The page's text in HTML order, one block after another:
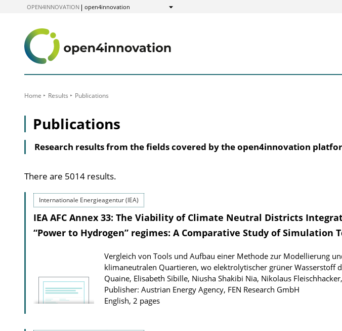
OPEN4INNOVATION open4innovation
Show
Home Results Publications
Publications
Research results from the fields covered by the open4innovation
There are 5014 results.
Internationale Energieagentur (IEA)
IEA AFC Annex 33: The Viability of Climate Neutral Districts
“Power to Hydrogen” regimes: A Comparative Study of Simulation
Vergleich von Tools und Aufbau einer Methode zur Modellierung
klimaneutralen Quartieren, wo elektrolytischer grüner Wasserstoff
Quaine, Elisabeth Sibille, Niusha Shakibi Nia, Nikolaus
Publisher: Austrian Energy Agency, FEN Research GmbH
English, 2 pages